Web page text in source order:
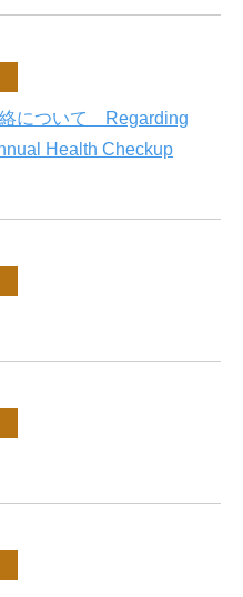
について Regarding
Health Checkup
学センター
書